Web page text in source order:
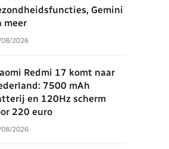
Gemini
meer
2026
Redmi 17 komt naar
7500 mAh
en 120Hz scherm
220 euro
2026